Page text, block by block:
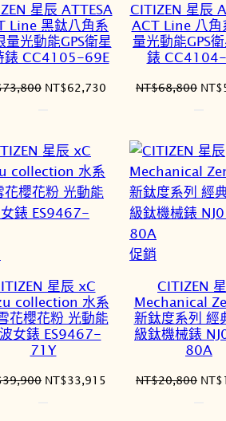
商
品
星辰 ATTESA
Line 黑鈦八角系
量光動能GPS衛星
錶 CC4105-69E
73,800 原
NT$73,800。
NT$62,730
NT$62,730。
商
品
CITIZEN 星辰
ACT Line 八角
量光動能GPS
錶
NT$68,800 原
NT$
商
品
星辰 xC
collection 水系
花櫻花粉 光動能
女錶 ES9467-
71Y
39,900 原
NT$33,915
促銷
商
品
CITIZEN
Mechanical
新鈦度系列 經
級鈦機械錶
80A
NT$20,800 原
NT$